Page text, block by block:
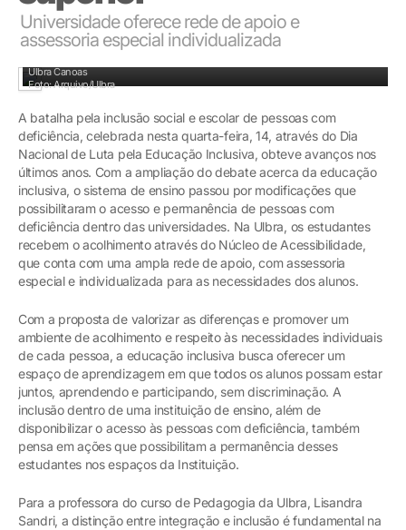
Universidade oferece rede de apoio e
assessoria especial individualizada
Ulbra Canoas
Foto: Arquivo/Ulbra
A batalha pela inclusão social e escolar de pessoas com
deficiência, celebrada nesta quarta-feira, 14, através do Dia
Nacional de Luta pela Educação Inclusiva, obteve avanços nos
últimos anos. Com a ampliação do debate acerca da educação
inclusiva, o sistema de ensino passou por modificações que
possibilitaram o acesso e permanência de pessoas com
deficiência dentro das universidades. Na Ulbra, os estudantes
recebem o acolhimento através do Núcleo de Acessibilidade,
que conta com uma ampla rede de apoio, com assessoria
especial e individualizada para as necessidades dos alunos.
Com a proposta de valorizar as diferenças e promover um
ambiente de acolhimento e respeito às necessidades individuais
de cada pessoa, a educação inclusiva busca oferecer um
espaço de aprendizagem em que todos os alunos possam estar
juntos, aprendendo e participando, sem discriminação. A
inclusão dentro de uma instituição de ensino, além de
disponibilizar o acesso às pessoas com deficiência, também
pensa em ações que possibilitam a permanência desses
estudantes nos espaços da Instituição.
Para a professora do curso de Pedagogia da Ulbra, Lisandra
Sandri, a distinção entre integração e inclusão é fundamental na